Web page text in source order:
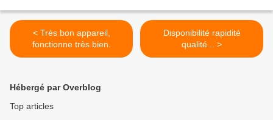
< Très bon appareil,
fonctionne très bien.
Disponibilité rapidité
qualité... >
Hébergé par Overblog
Top articles